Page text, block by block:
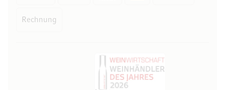
Rechnung